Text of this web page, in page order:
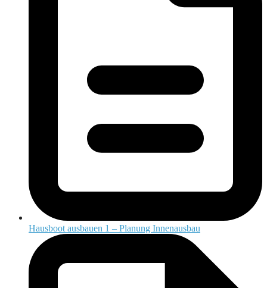
Hausboot ausbauen 1 – Planung Innenausbau